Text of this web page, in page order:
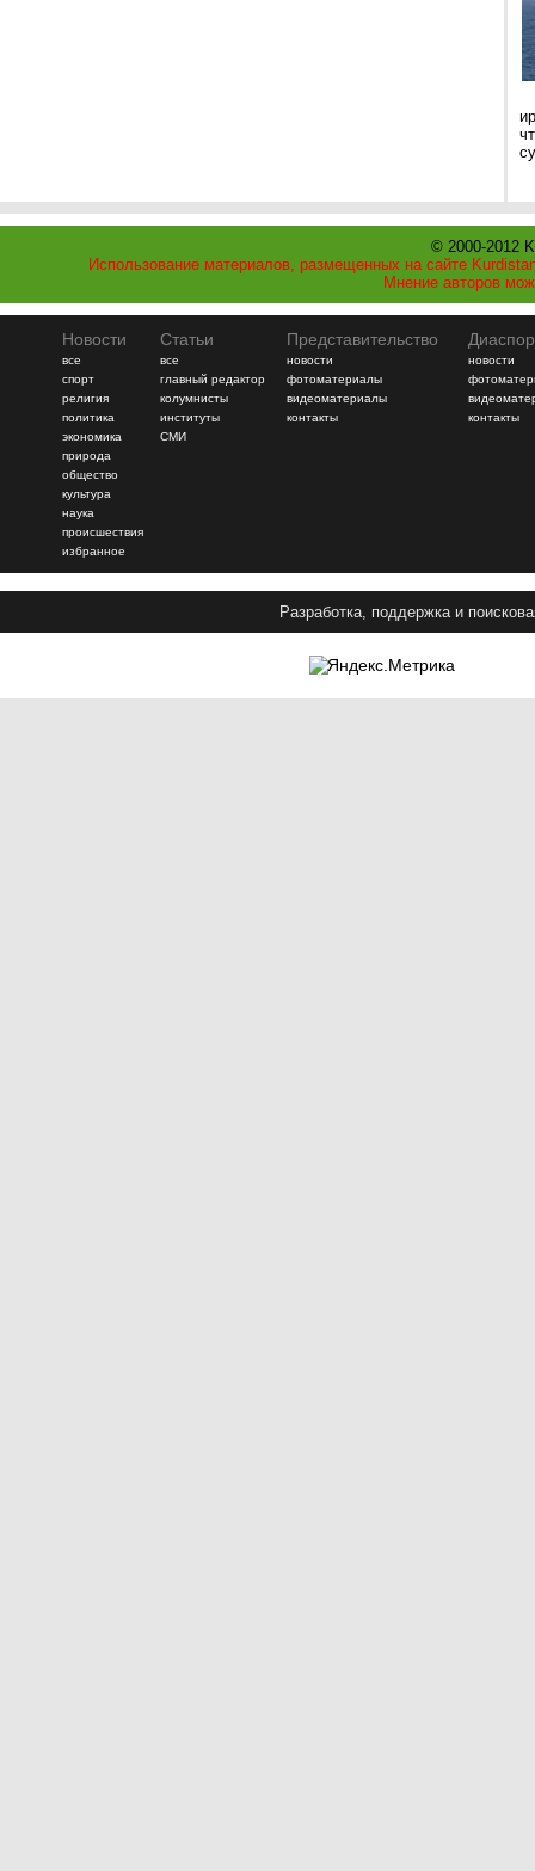
© 2000-2012
Использование материалов, размещенных на сайте
Мнение авторов
Новости
все
спорт
религия
политика
экономика
природа
общество
культура
наука
происшествия
избранное
Статьи
все
главный редактор
колумнисты
институты
СМИ
Представительство
новости
фотоматериалы
видеоматериалы
контакты
новости
контакты
Разработка, поддержка и